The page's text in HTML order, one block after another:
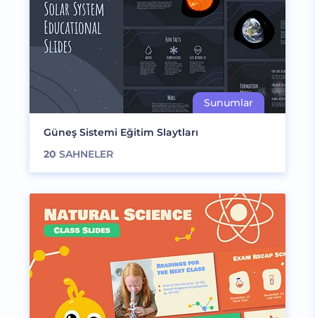
Güneş Sistemi Eğitim Slaytları
20 SAHNELER